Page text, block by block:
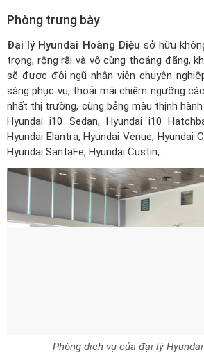
Phòng trưng bày
Đại lý Hyundai Hoàng Diệu sở hữu
trọng, rộng rãi và vô cùng thoáng đãng,
sẽ được đội ngũ nhân viên chuyên
sàng phục vụ, thoải mái chiêm ngưỡng
nhất thị trường, cùng bảng màu thịnh hành
Hyundai i10 Sedan, Hyundai i10
Hyundai Elantra, Hyundai Venue, Hyundai
Hyundai SantaFe, Hyundai Custin,…
Phòng dịch vụ của đại lý